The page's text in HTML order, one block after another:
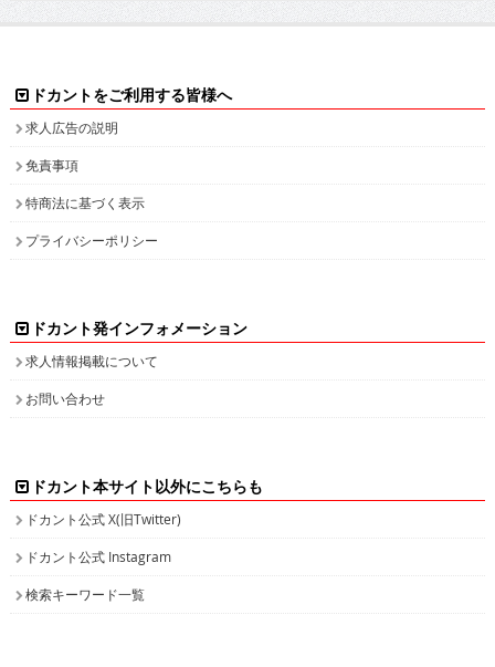
ドカントをご利用する皆様へ
求人広告の説明
免責事項
特商法に基づく表示
プライバシーポリシー
ドカント発インフォメーション
求人情報掲載について
お問い合わせ
ドカント本サイト以外にこちらも
ドカント公式 X(旧Twitter)
ドカント公式 Instagram
検索キーワード一覧